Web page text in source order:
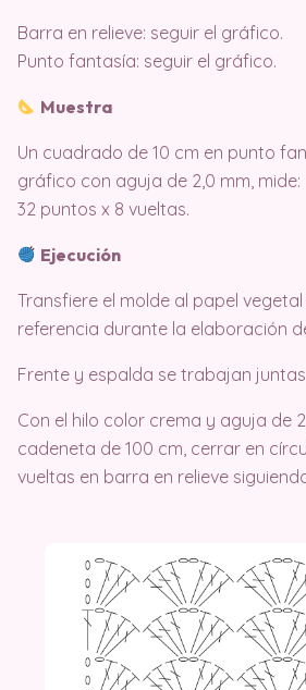
Barra en relieve: seguir el gráfico.
Punto fantasía: seguir el gráfico.
Muestra
Un cuadrado de 10 cm en punto
gráfico con aguja de 2,0 mm, mide:
32 puntos x 8 vueltas.
Ejecución
Transfiere el molde al papel
referencia durante la elaboración
Frente y espalda se trabajan
Con el hilo color crema y aguja de
cadeneta de 100 cm, cerrar en
vueltas en barra en relieve